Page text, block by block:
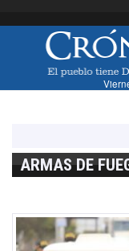
ARMAS DE